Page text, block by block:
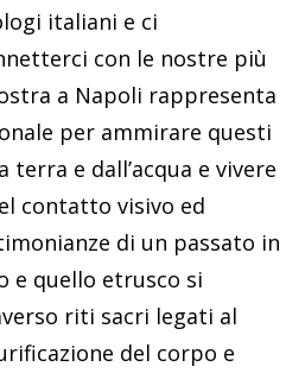
italiani e ci
con le nostre più
a Napoli rappresenta
per ammirare questi
e dall’acqua e vivere
contatto visivo ed
di un passato in
e quello etrusco si
riti sacri legati al
del corpo e